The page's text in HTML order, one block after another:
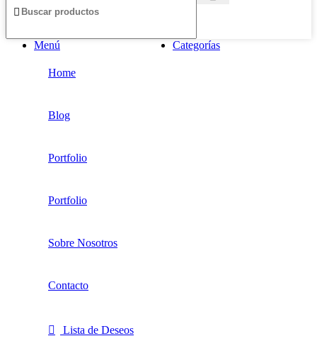
Menú Categorías
Home
Blog
Portfolio
Portfolio
Sobre Nosotros
Contacto
Lista de Deseos